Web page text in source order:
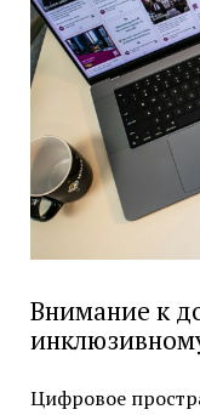
Внимание к
Цифровое